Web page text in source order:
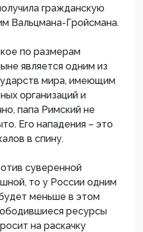
гражданскую
Вальцмана-Гройсмана.
по размерам
является одним из
мира, имеющим
организаций и
папа Римский не
Его нападения – это
в спину.
суверенной
то у России одним
меньше в этом
ресурсы
на раскачку